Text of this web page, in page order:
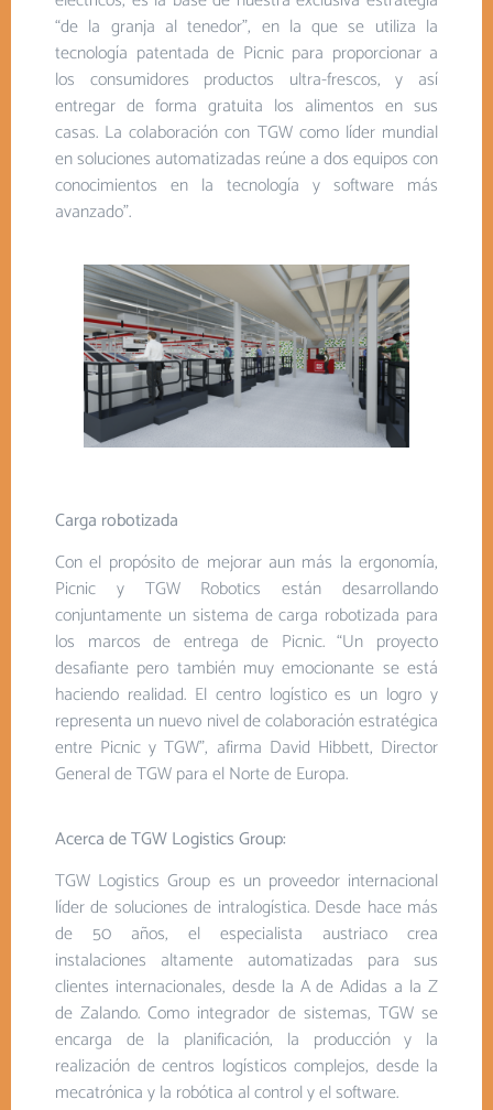
“de la granja al tenedor”, en la que se utiliza la
tecnología patentada de Picnic para proporcionar a
los consumidores productos ultra-frescos, y así
entregar de forma gratuita los alimentos en sus
casas. La colaboración con TGW como líder mundial
en soluciones automatizadas reúne a dos equipos con
conocimientos en la tecnología y software más
avanzado”.
Carga robotizada
Con el propósito de mejorar aun más la ergonomía,
Picnic y TGW Robotics están desarrollando
conjuntamente un sistema de carga robotizada para
los marcos de entrega de Picnic. “Un proyecto
desafiante pero también muy emocionante se está
haciendo realidad. El centro logístico es un logro y
representa un nuevo nivel de colaboración estratégica
entre Picnic y TGW”, afirma David Hibbett, Director
General de TGW para el Norte de Europa.
Acerca de TGW Logistics Group:
TGW Logistics Group es un proveedor internacional
líder de soluciones de intralogística. Desde hace más
de 50 años, el especialista austriaco crea
instalaciones altamente automatizadas para sus
clientes internacionales, desde la A de Adidas a la Z
de Zalando. Como integrador de sistemas, TGW se
encarga de la planificación, la producción y la
realización de centros logísticos complejos, desde la
mecatrónica y la robótica al control y el software.